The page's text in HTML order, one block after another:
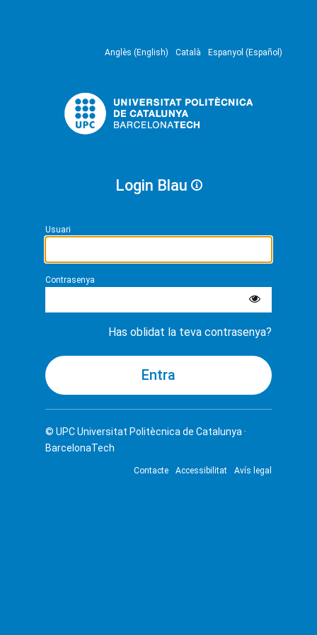
Anglès (English) Català Espanyol (Español)
Login Blau
Usuari
Contrasenya
Has oblidat la teva contrasenya?
© UPCUniversitat Politècnica de Catalunya ·
BarcelonaTech
Contacte Accessibilitat Avís legal